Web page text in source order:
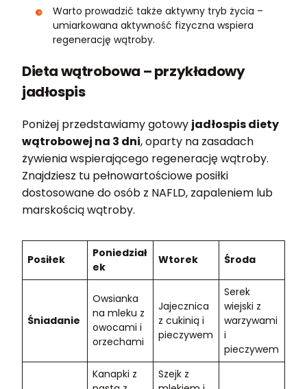
Warto prowadzić także aktywny tryb życia –
umiarkowana aktywność fizyczna wspiera
regenerację wątroby.
Dieta wątrobowa – przykładowy
jadłospis
Poniżej przedstawiamy gotowy jadłospis diety
wątrobowej na 3 dni, oparty na zasadach
żywienia wspierającego regenerację wątroby.
Znajdziesz tu pełnowartościowe posiłki
dostosowane do osób z NAFLD, zapaleniem lub
marskością wątroby.
Posiłek
Poniedział
ek
Wtorek Środa
Śniadanie
Owsianka
na mleku z
owocami i
orzechami
Jajecznica
z cukinią i
pieczywem
Serek
wiejski z
warzywami
i
pieczywem
Kanapki z
Szejk z